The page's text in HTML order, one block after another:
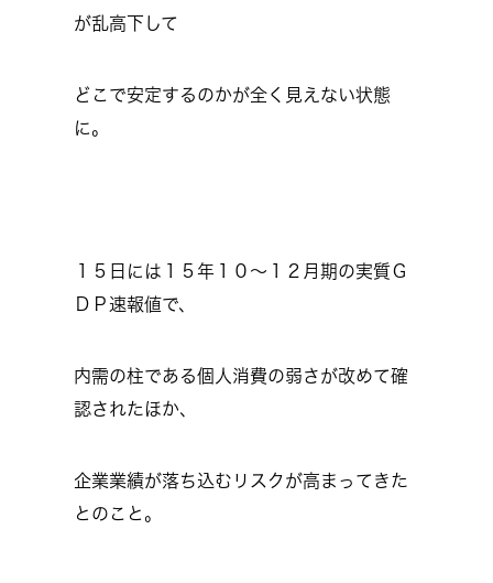
が乱高下して
どこで安定するのかが全く見えない状態
に。
１５日には１５年１０～１２月期の実質Ｇ
ＤＰ速報値で、
内需の柱である個人消費の弱さが改めて確
認されたほか、
企業業績が落ち込むリスクが高まってきた
とのこと。